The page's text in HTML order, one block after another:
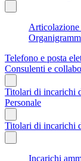
Telefono e posta
Consulenti e
Titolari di incarichi
Personale
Titolari di incarichi
Incarichi